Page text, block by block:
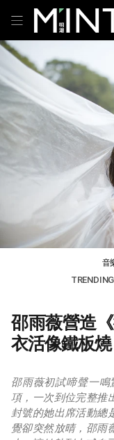
音
邵雨薇營造
衣活像鐵板燒
邵雨薇初試啼聲一
項，一次到位完整推
封號的她出席活動總
覺卻突然放晴，邵雨